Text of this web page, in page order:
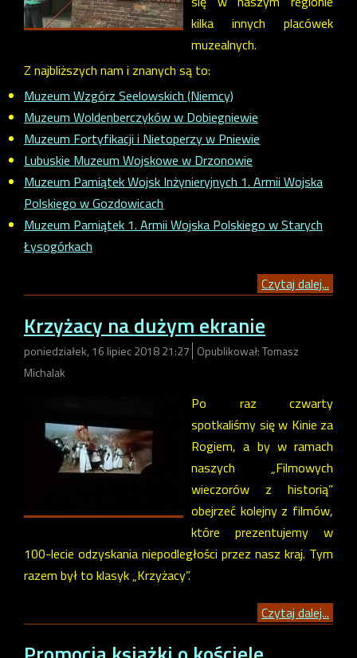
kilka innych placówek
muzealnych.
Z najbliższych nam i znanych są to:
Muzeum Wzgórz Seelowskich (Niemcy)
Muzeum Woldenberczyków w Dobiegniewie
Muzeum Fortyfikacji i Nietoperzy w Pniewie
Lubuskie Muzeum Wojskowe w Drzonowie
Muzeum Pamiątek Wojsk Inżynieryjnych 1. Armii Wojska
Polskiego w Gozdowicach
Muzeum Pamiątek 1. Armii Wojska Polskiego w Starych
Łysogórkach
Czytaj dalej...
Krzyżacy na dużym ekranie
poniedziałek, 16 lipiec 2018 21:27 Opublikował: Tomasz
Michalak
Po raz czwarty
spotkaliśmy się w Kinie za
Rogiem, a by w ramach
naszych „Filmowych
wieczorów z historią”
obejrzeć kolejny z filmów,
które prezentujemy w
100-lecie odzyskania niepodległości przez nasz kraj. Tym
razem był to klasyk „Krzyżacy”.
Czytaj dalej...